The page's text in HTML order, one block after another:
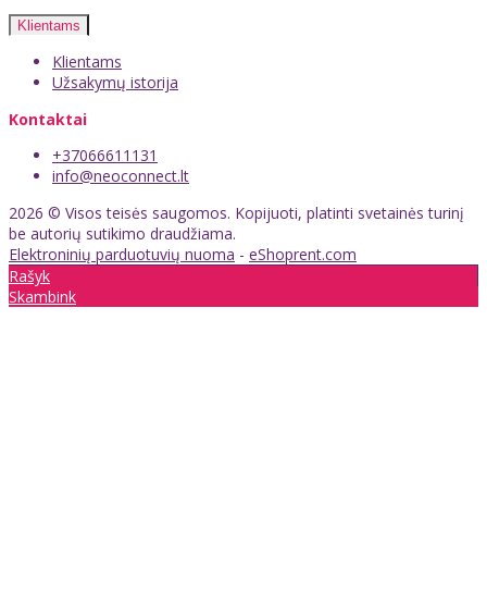
Klientams
Klientams
Užsakymų istorija
Kontaktai
+37066611131
info@neoconnect.lt
2026 © Visos teisės saugomos. Kopijuoti, platinti svetainės turinį
be autorių sutikimo draudžiama.
Elektroninių parduotuvių nuoma - eShoprent.com
Rašyk
Skambink